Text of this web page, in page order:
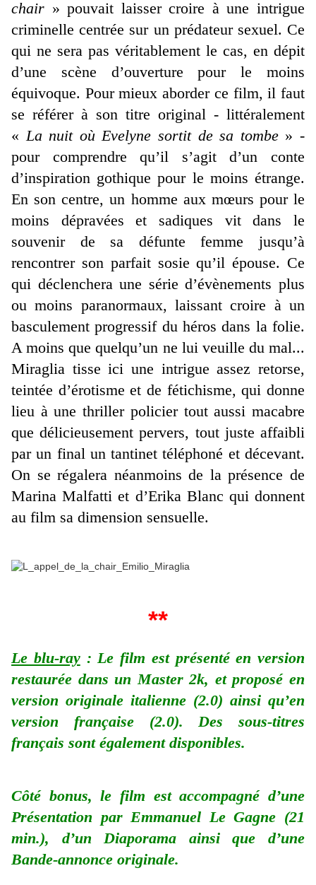
chair » pouvait laisser croire à une intrigue
criminelle centrée sur un prédateur sexuel. Ce
qui ne sera pas véritablement le cas, en dépit
d’une scène d’ouverture pour le moins
équivoque. Pour mieux aborder ce film, il faut
se référer à son titre original - littéralement
«La nuit où Evelyne sortit de sa tombe» -
pour comprendre qu’il s’agit d’un conte
d’inspiration gothique pour le moins étrange.
En son centre, un homme aux mœurs pour le
moins dépravées et sadiques vit dans le
souvenir de sa défunte femme jusqu’à
rencontrer son parfait sosie qu’il épouse. Ce
qui déclenchera une série d’évènements plus
ou moins paranormaux, laissant croire à un
basculement progressif du héros dans la folie.
A moins que quelqu’un ne lui veuille du mal...
Miraglia tisse ici une intrigue assez retorse,
teintée d’érotisme et de fétichisme, qui donne
lieu à une thriller policier tout aussi macabre
que délicieusement pervers, tout juste affaibli
par un final un tantinet téléphoné et décevant.
On se régalera néanmoins de la présence de
Marina Malfatti et d’Erika Blanc qui donnent
au film sa dimension sensuelle.
**
Le blu-ray: Le film est présenté en version
restaurée dans un Master 2k, et proposé en
version originale italienne (2.0) ainsi qu’en
version française (2.0). Des sous-titres
français sont également disponibles.
Côté bonus, le film est accompagné d’une
Présentation par Emmanuel Le Gagne (21
min.), d’un Diaporama ainsi que d’une
Bande-annonce originale.